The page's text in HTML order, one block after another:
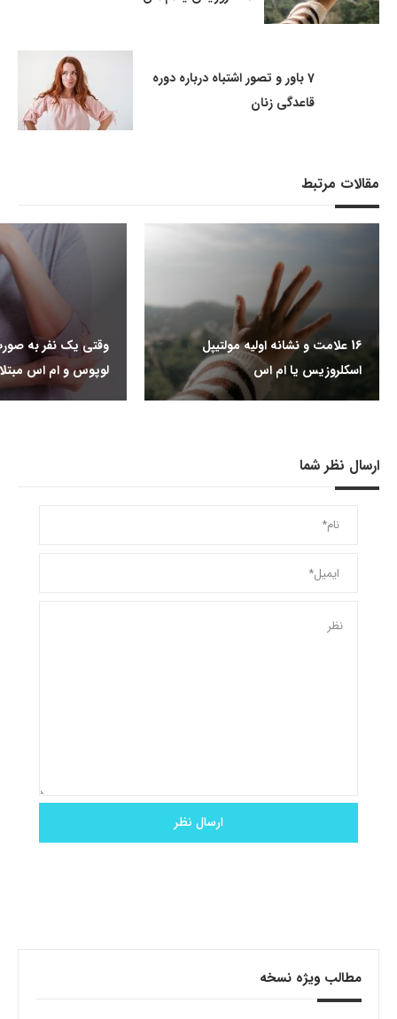
7 باور و تصور اشتباه درباره دوره
قاعدگی زنان
مقالات مرتبط
16 علامت و نشانه اولیه مولتیپل
اسکلروزیس یا ام اس
وقتی یک نفر به
لوپوس و ام اس
ارسال نظر شما
مطالب ویژه نسخه